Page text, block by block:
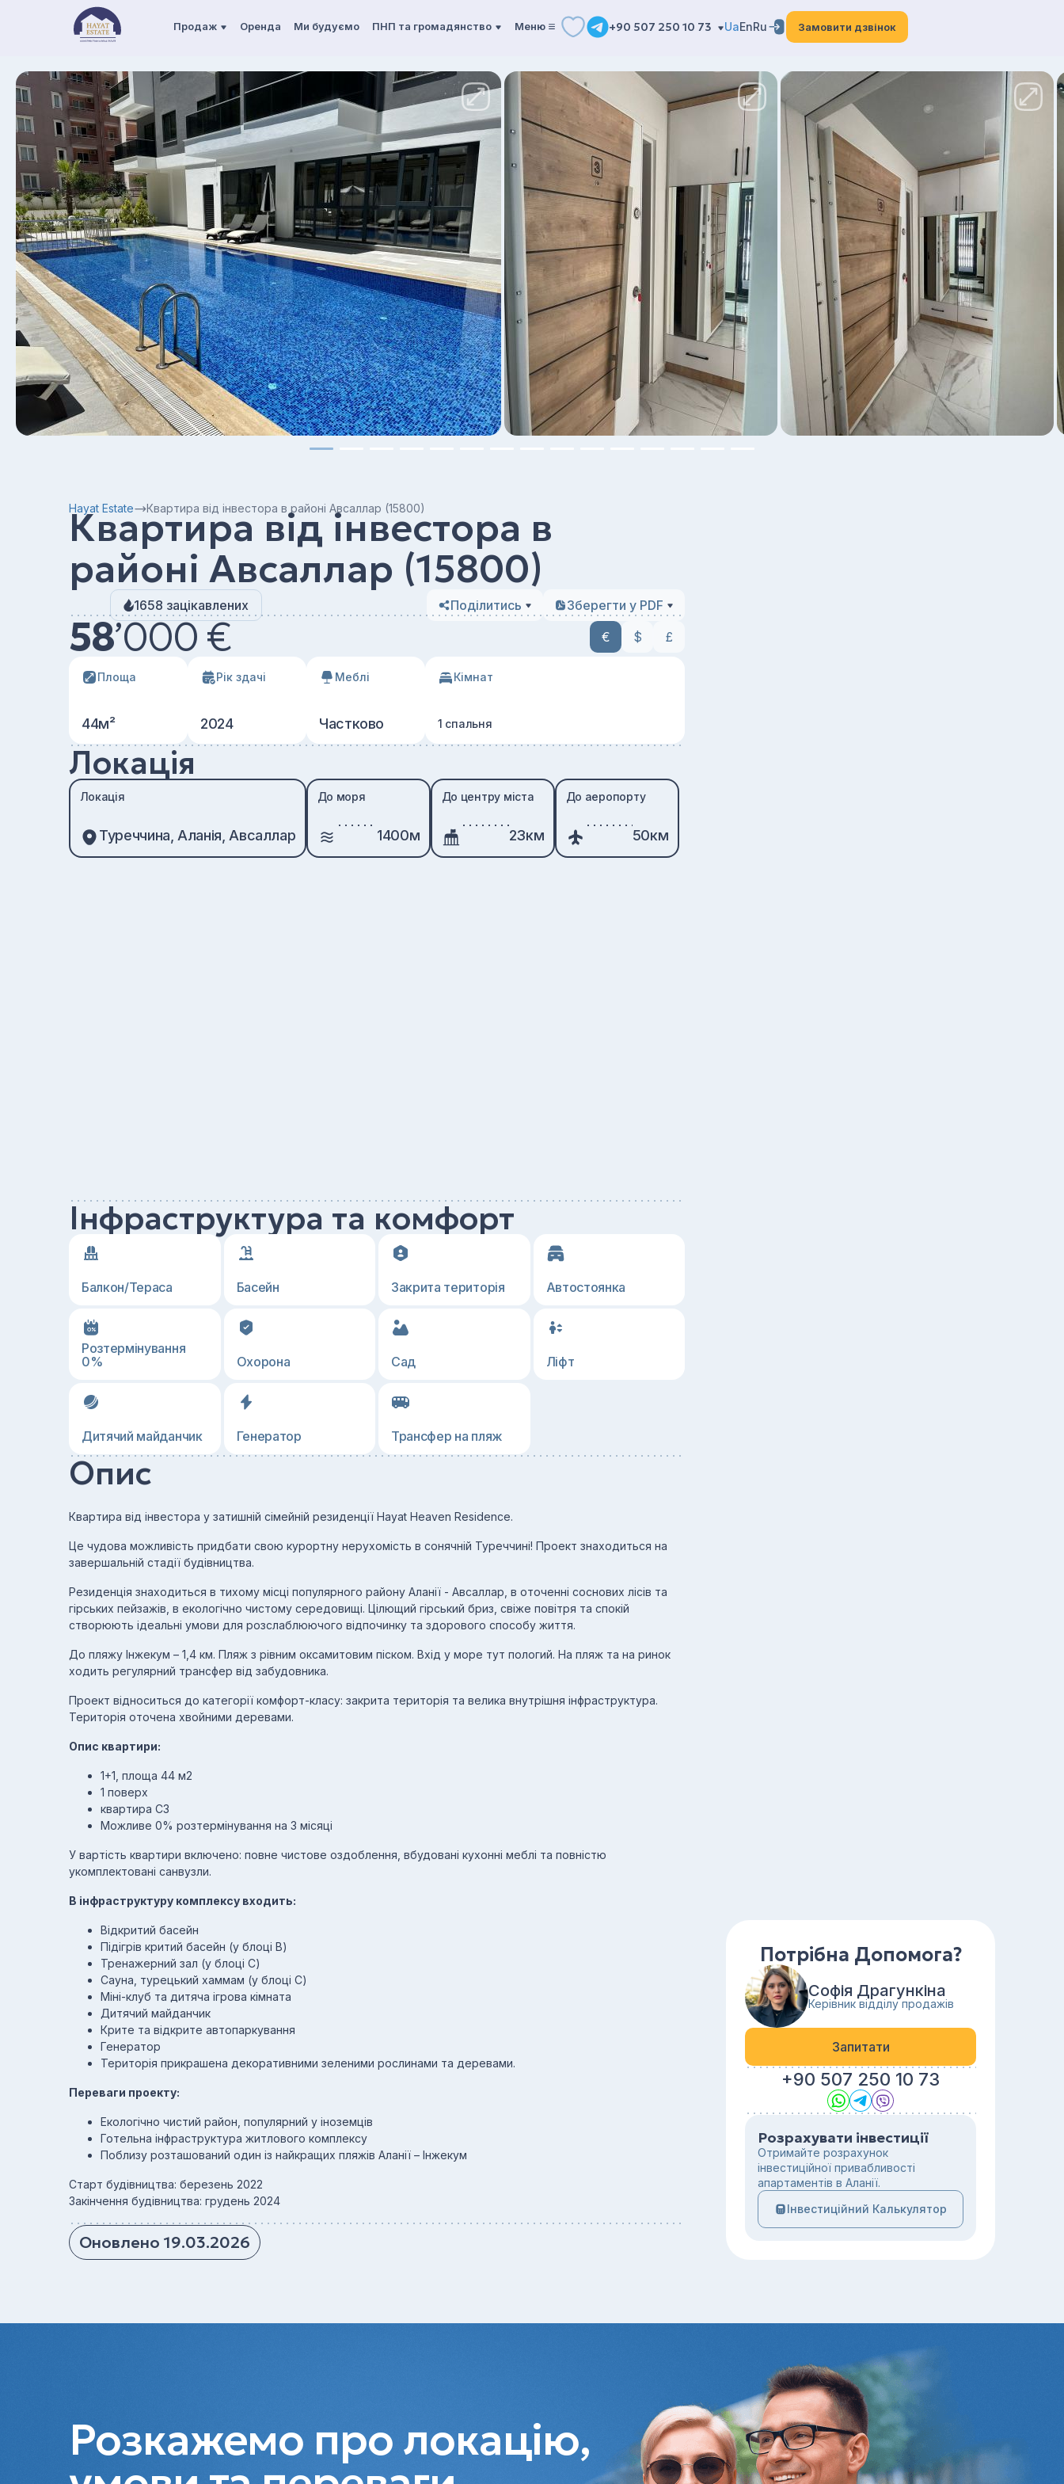
Продаж Оренда Ми будуємо ПНП та громадянство Mеню +90 507 250 10 73 UaEnRu Замовити дзвінок
Hayat Estate Квартира від інвестора в районі Авсаллар (15800)
Квартира від інвестора в
районі Авсаллар (15800)
1658 зацікавлених Поділитись Зберегти у PDF
58’000 € € $ £
Площа
44м²
Рік здачі
2024
Меблі
Частково
Кімнат
1 спальня
Локація
Локація
Туреччина, Аланія, Авсаллар
До моря
1400м
До центру міста
23км
До аеропорту
50км
Інфраструктура та комфорт
Балкон/Тераса Басейн Закрита територія Автостоянка
Розтермінування
0%
Охорона Сад Ліфт
Дитячий майданчик Генератор Трансфер на пляж
Опис
Квартира від інвестора у затишній сімейній резиденції Hayat Heaven Residence.
Це чудова можливість придбати свою курортну нерухомість в сонячній Туреччині! Проект знаходиться на
завершальній стадії будівництва.
Резиденція знаходиться в тихому місці популярного району Аланії - Авсаллар, в оточенні соснових лісів та
гірських пейзажів, в екологічно чистому середовищі. Цілющий гірський бриз, свіже повітря та спокій
створюють ідеальні умови для розслаблюючого відпочинку та здорового способу життя.
До пляжу Інжекум – 1,4 км. Пляж з рівним оксамитовим піском. Вхід у море тут пологий. На пляж та на ринок
ходить регулярний трансфер від забудовника.
Проект відноситься до категорії комфорт-класу: закрита територія та велика внутрішня інфраструктура.
Територія оточена хвойними деревами.
Опис квартири:
1+1, площа 44 м2
1 поверх
квартира С3
Можливе 0% розтермiнування на 3 місяці
У вартість квартири включено: повне чистове оздоблення, вбудовані кухонні меблі та повністю
укомплектовані санвузли.
В інфраструктуру комплексу входить:
Відкритий басейн
Підігрів критий басейн (у блоці В)
Тренажерний зал (у блоці С)
Сауна, турецький хаммам (у блоці С)
Міні-клуб та дитяча ігрова кімната
Дитячий майданчик
Крите та відкрите автопаркування
Генератор
Територія прикрашена декоративними зеленими рослинами та деревами.
Переваги проекту:
Екологічно чистий район, популярний у іноземців
Готельна інфраструктура житлового комплексу
Поблизу розташований один із найкращих пляжів Аланії – Інжекум
Старт будівництва: березень 2022
Закінчення будівництва: грудень 2024
Оновлено 19.03.2026
Потрібна Допомога?
Софія Драгункіна
Керівник відділу продажів
Запитати
+90 507 250 10 73
Розрахувати інвестиції
Отримайте розрахунок
інвестиційної привабливості
апартаментів в Аланії.
Інвестиційний Калькулятор
Розкажемо про локацію,